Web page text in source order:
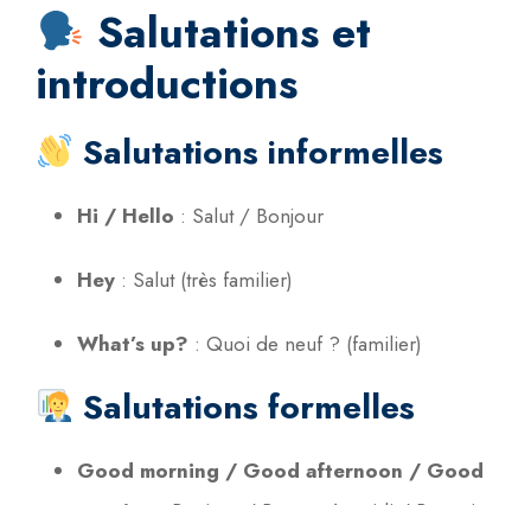
Salutations et
introductions
Salutations informelles
Hi / Hello : Salut / Bonjour
Hey : Salut (très familier)
What’s up? : Quoi de neuf ? (familier)
Salutations formelles
Good morning / Good afternoon / Good